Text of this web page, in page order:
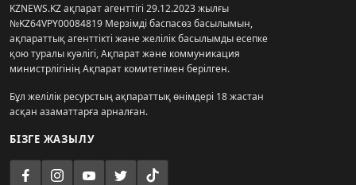
KZNEWS.KZ ақпарат агенттігі 29.12.2023 жылғы
№KZ64VPY00084819 Мерзімді баспасөз басылымын,
ақпараттық агенттікті және желілік басылымды есепке
қою туралы куәлігі, Ақпарат және коммуникация
министрлігінің Ақпарат комитетімен берілген.
Бұл желілік ресурстың ақпараттық өнімдері 18 жастан
асқан азаматтарға арналған.
БІЗГЕ ЖАЗЫЛУ